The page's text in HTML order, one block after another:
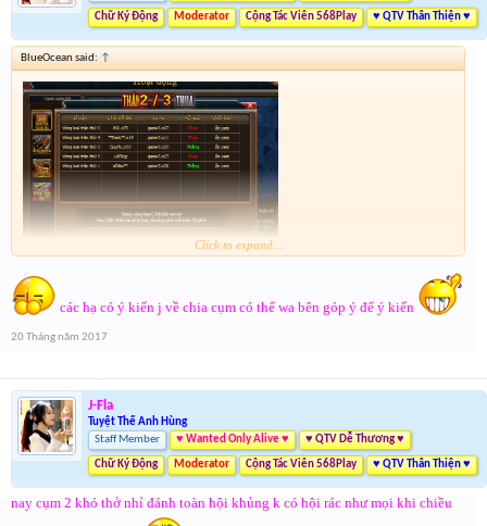
Chữ Ký Động Moderator Cộng Tác Viên 568Play ♥ QTV Thân Thiện ♥
BlueOcean said: ↑
Chả biết nói gì luôn cái cụm chuyên lót đường vs ăn hành qua các mùa mà ko cho
xuống cụm
Click to expand...
các hạ có ý kiến j về chia cụm có thể wa bên góp ý để ý kiến
20 Tháng năm 2017
J-Fla
Tuyệt Thế Anh Hùng
Staff Member
♥ Wanted Only Alive ♥ ♥ QTV Dễ Thương ♥
Chữ Ký Động Moderator Cộng Tác Viên 568Play ♥ QTV Thân Thiện ♥
nay cụm 2 khó thở nhỉ đánh toàn hội khủng k có hội rác như mọi khi chiều